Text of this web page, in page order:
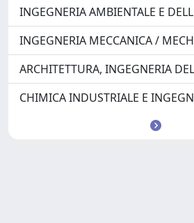
INGEGNERIA AMBIENTALE E
INGEGNERIA MECCANICA /
ARCHITETTURA, INGEGNERIA
CHIMICA INDUSTRIALE E